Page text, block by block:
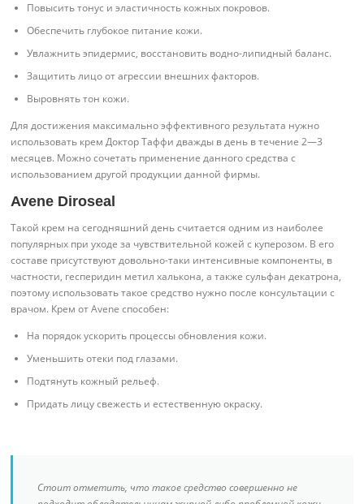
Повысить тонус и эластичность кожных покровов.
Обеспечить глубокое питание кожи.
Увлажнить эпидермис, восстановить водно-липидный баланс.
Защитить лицо от агрессии внешних факторов.
Выровнять тон кожи.
Для достижения максимально эффективного результата нужно
использовать крем Доктор Таффи дважды в день в течение 2—3
месяцев. Можно сочетать применение данного средства с
использованием другой продукции данной фирмы.
Avene Diroseal
Такой крем на сегодняшний день считается одним из наиболее
популярных при уходе за чувствительной кожей с куперозом. В его
составе присутствуют довольно-таки интенсивные компоненты, в
частности, гесперидин метил халькона, а также сульфан декатрона,
поэтому использовать такое средство нужно после консультации с
врачом. Крем от Avene способен:
На порядок ускорить процессы обновления кожи.
Уменьшить отеки под глазами.
Подтянуть кожный рельеф.
Придать лицу свежесть и естественную окраску.
Стоит отметить, что такое средство совершенно не